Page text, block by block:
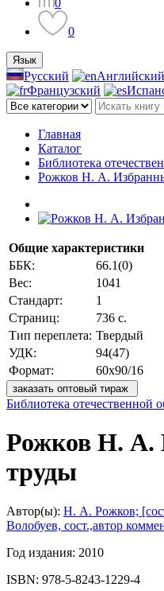
0
0
Язык
Русский Английский
Французский
Главная
Каталог
Библиотека
Рожков Н. А.
Общие характеристики
ББК:
66.1(0)
Вес:
1041
Стандарт:
1
Страниц:
736 с.
Тип переплета: Твердый
УДК:
94(47)
Формат:
60х90/16
заказать оптовый тираж
Библиотека отечественной
Рожков Н. А.
труды
Автор(ы): Н. А. Рожков;
Волобуев, сост.,автор
Год издания: 2010
ISBN: 978-5-8243-1229-4